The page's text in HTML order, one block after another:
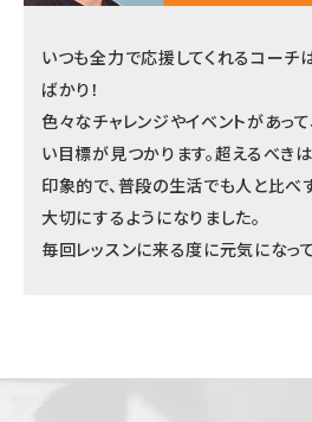
いつも全力で応援してくれるコーチ
ばかり！
色々なチャレンジやイベントがあっ
い目標が見つかります。超えるべき
印象的で、普段の生活でも人と比べ
大切にするようになりました。
毎回レッスンに来る度に元気になっ